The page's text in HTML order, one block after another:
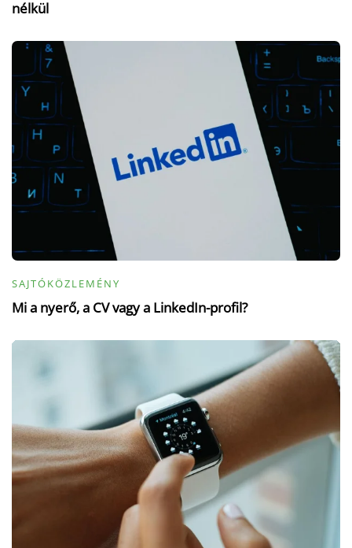
nélkül
SAJTÓKÖZLEMÉNY
Mi a nyerő, a CV vagy a LinkedIn-profil?